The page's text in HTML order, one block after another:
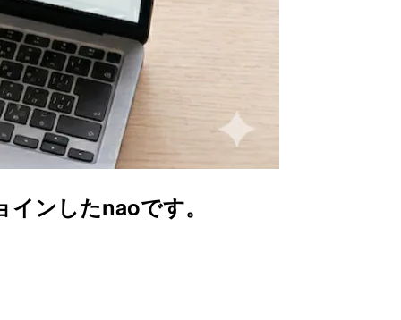
ンしたnaoです。